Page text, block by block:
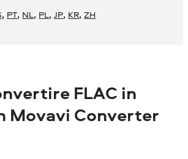
, PT, NL, PL,JP, KR,ZH
FLAC in
Movavi Converter